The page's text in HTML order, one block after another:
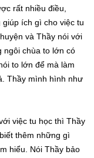
rất nhiều điều,
ích gì cho việc tu
và Thầy nói với
ngôi chùa to lớn có
to lớn để mà làm
Thầy mình hình như
việc tu học thì Thầy
thêm những gì
hiểu. Nói Thầy bảo